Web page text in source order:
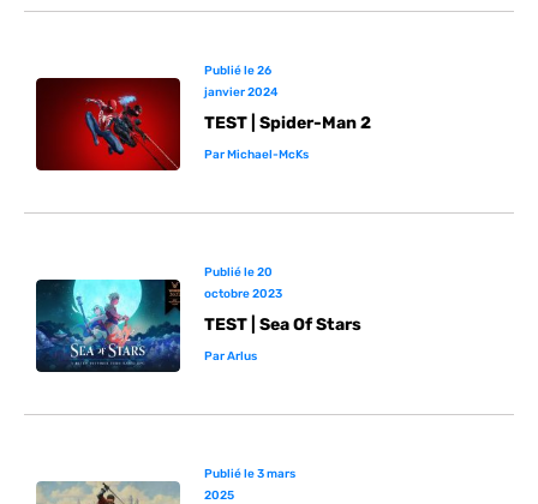
Publié le26
janvier 2024
TEST | Spider-Man 2
ParMichael-McKs
Publié le20
octobre 2023
TEST | Sea Of Stars
ParArlus
Publié le3 mars
2025